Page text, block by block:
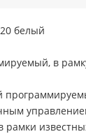
белый
в
рамки